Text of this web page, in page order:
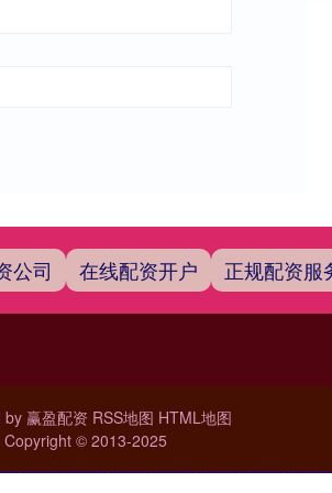
公司 在线配资开户 正规配资服
by 赢盈配资 RSS地图 HTML地图
Copyright © 2013-2025